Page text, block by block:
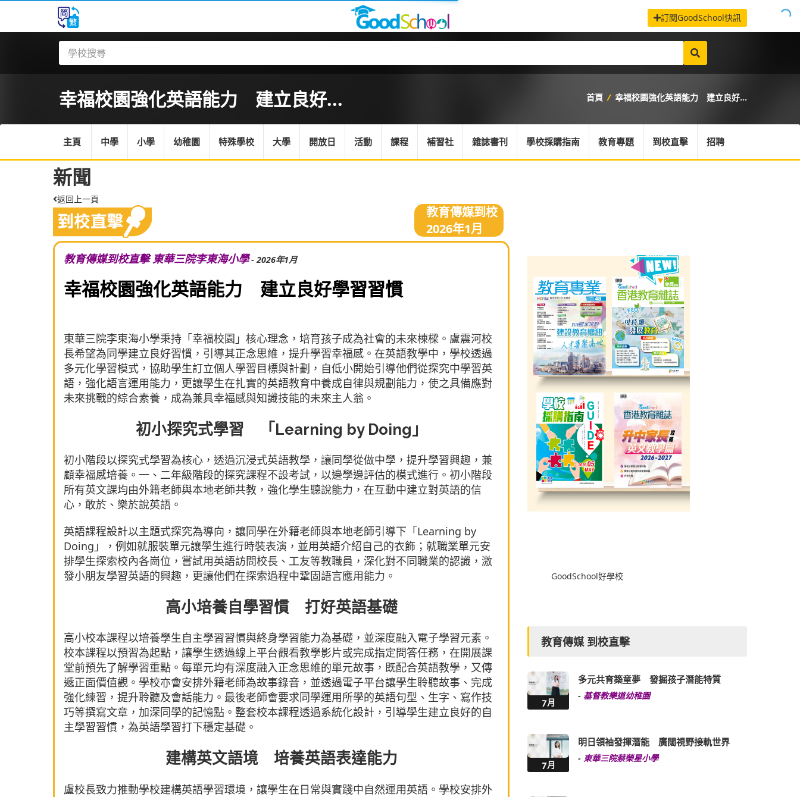
訂閱GoodSchool快訊
幸福校園強化英語能力 建立良好... 首頁 / 幸福校園強化英語能力 建立良好...
主頁 中學 小學 幼稚園 特殊學校 大學 開放日 活動 課程 補習社 雜誌書刊 學校採購指南 教育專題 到校直擊 招聘
新聞
返回上一頁
教育傳媒到校
2026年1月
教育傳媒到校直擊 東華三院李東海小學- 2026年1月
幸福校園強化英語能力 建立良好學習習慣
東華三院李東海小學秉持「幸福校園」核心理念，培育孩子成為社會的未來棟樑。盧震河校
長希望為同學建立良好習慣，引導其正念思維，提升學習幸福感。在英語教學中，學校透過
多元化學習模式，協助學生訂立個人學習目標與計劃，自低小開始引導他們從探究中學習英
語，強化語言運用能力，更讓學生在扎實的英語教育中養成自律與規劃能力，使之具備應對
未來挑戰的綜合素養，成為兼具幸福感與知識技能的未來主人翁。
初小探究式學習 「Learning by Doing」
初小階段以探究式學習為核心，透過沉浸式英語教學，讓同學從做中學，提升學習興趣，兼
顧幸福感培養。一、二年級階段的探究課程不設考試，以邊學邊評估的模式進行。初小階段
所有英文課均由外籍老師與本地老師共教，強化學生聽說能力，在互動中建立對英語的信
心，敢於、樂於說英語。
英語課程設計以主題式探究為導向，讓同學在外籍老師與本地老師引導下「Learning by
Doing」，例如就服裝單元讓學生進行時裝表演，並用英語介紹自己的衣飾；就職業單元安
排學生探索校內各崗位，嘗試用英語訪問校長、工友等教職員，深化對不同職業的認識，激
發小朋友學習英語的興趣，更讓他們在探索過程中鞏固語言應用能力。
高小培養自學習慣 打好英語基礎
高小校本課程以培養學生自主學習習慣與終身學習能力為基礎，並深度融入電子學習元素。
校本課程以預習為起點，讓學生透過線上平台觀看教學影片或完成指定問答任務，在開展課
堂前預先了解學習重點。每單元均有深度融入正念思維的單元故事，既配合英語教學，又傳
遞正面價值觀。學校亦會安排外籍老師為故事錄音，並透過電子平台讓學生聆聽故事、完成
強化練習，提升聆聽及會話能力。最後老師會要求同學運用所學的英語句型、生字、寫作技
巧等撰寫文章，加深同學的記憶點。整套校本課程透過系統化設計，引導學生建立良好的自
主學習習慣，為英語學習打下穩定基礎。
建構英文語境 培養英語表達能力
盧校長致力推動學校建構英語學習環境，讓學生在日常與實踐中自然運用英語。學校安排外
GoodSchool好學校
教育傳媒 到校直擊
7月
多元共育築童夢 發掘孩子潛能特質
- 基督教樂道幼稚園
7月
明日領袖發揮潛能 廣闊視野接軌世界
-東華三院蔡榮星小學